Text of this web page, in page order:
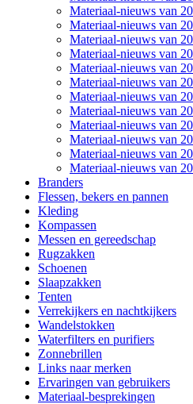
Materiaal-nieuws van
Materiaal-nieuws van
Materiaal-nieuws van
Materiaal-nieuws van
Materiaal-nieuws van
Materiaal-nieuws van
Materiaal-nieuws van
Materiaal-nieuws van
Materiaal-nieuws van
Materiaal-nieuws van
Materiaal-nieuws van
Materiaal-nieuws van
Branders
Flessen, bekers en pannen
Kleding
Kompassen
Messen en gereedschap
Rugzakken
Schoenen
Slaapzakken
Tenten
Verrekijkers en nachtkijkers
Wandelstokken
Waterfilters en purifiers
Zonnebrillen
Links naar merken
Ervaringen van gebruikers
Materiaal-besprekingen